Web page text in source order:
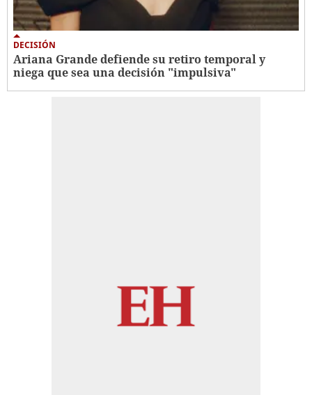
DECISIÓN
Ariana Grande defiende su retiro temporal y
niega que sea una decisión "impulsiva"